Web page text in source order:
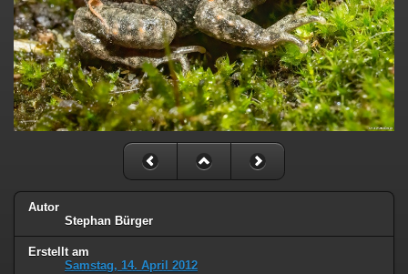
Autor
Stephan Bürger
Erstellt am
Samstag, 14. April 2012